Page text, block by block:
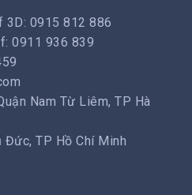
3D: 0915 812 886
0911 936 839
Nam Từ Liêm, TP Hà
Đức, TP Hồ Chí Minh